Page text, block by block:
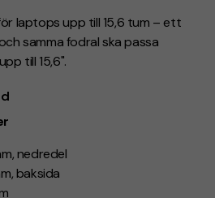
laptops upp till 15,6 tum – ett
samma fodral ska passa
till 15,6".
nedredel
baksida